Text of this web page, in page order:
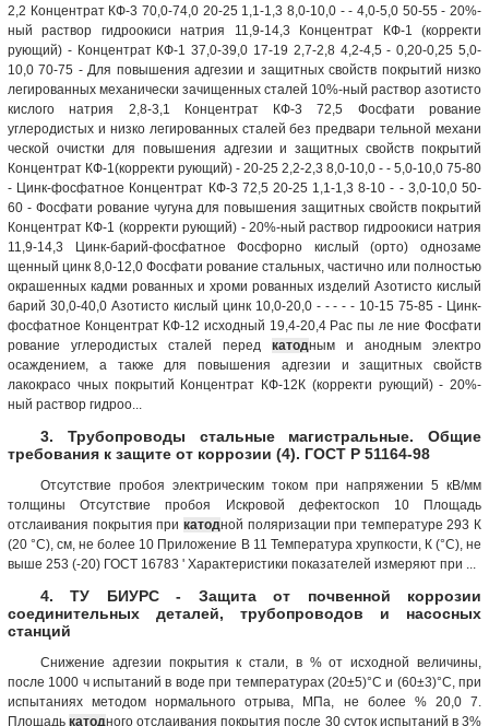
2,2 Концентрат КФ-3 70,0-74,0 20-25 1,1-1,3 8,0-10,0 - - 4,0-5,0 50-55 - 20%-
ный раствор гидроокиси натрия 11,9-14,3 Концентрат КФ-1 (корректи
рующий) - Концентрат КФ-1 37,0-39,0 17-19 2,7-2,8 4,2-4,5 - 0,20-0,25 5,0-
10,0 70-75 - Для повышения адгезии и защитных свойств покрытий низко
легированных механически зачищенных сталей 10%-ный раствор азотисто
кислого натрия 2,8-3,1 Концентрат КФ-3 72,5 Фосфати рование
углеродистых и низко легированных сталей без предвари тельной механи
ческой очистки для повышения адгезии и защитных свойств покрытий
Концентрат КФ-1(корректи рующий) - 20-25 2,2-2,3 8,0-10,0 - - 5,0-10,0 75-80
- Цинк-фосфатное Концентрат КФ-3 72,5 20-25 1,1-1,3 8-10 - - 3,0-10,0 50-
60 - Фосфати рование чугуна для повышения защитных свойств покрытий
Концентрат КФ-1 (корректи рующий) - 20%-ный раствор гидроокиси натрия
11,9-14,3 Цинк-барий-фосфатное Фосфорно кислый (орто) однозаме
щенный цинк 8,0-12,0 Фосфати рование стальных, частично или полностью
окрашенных кадми рованных и хроми рованных изделий Азотисто кислый
барий 30,0-40,0 Азотисто кислый цинк 10,0-20,0 - - - - - 10-15 75-85 - Цинк-
фосфатное Концентрат КФ-12 исходный 19,4-20,4 Рас пы ле ние Фосфати
рование углеродистых сталей перед катодным и анодным электро
осаждением, а также для повышения адгезии и защитных свойств
лакокрасо чных покрытий Концентрат КФ-12К (корректи рующий) - 20%-
ный раствор гидроо...
3. Трубопроводы стальные магистральные. Общие
требования к защите от коррозии (4). ГОСТ Р 51164-98
Отсутствие пробоя электрическим током при напряжении 5 кВ/мм
толщины Отсутствие пробоя Искровой дефектоскоп 10 Площадь
отслаивания покрытия при катодной поляризации при температуре 293 К
(20 °С), см, не более 10 Приложение В 11 Температура хрупкости, К (°С), не
выше 253 (-20) ГОСТ 16783 ' Характеристики показателей измеряют при ...
4. ТУ БИУРС - Защита от почвенной коррозии
соединительных деталей, трубопроводов и насосных
станций
Снижение адгезии покрытия к стали, в % от исходной величины,
после 1000 ч испытаний в воде при температурах (20±5)°С и (60±3)°С, при
испытаниях методом нормального отрыва, МПа, не более % 20,0 7.
Площадькатодного отслаивания покрытия после 30 суток испытаний в 3%